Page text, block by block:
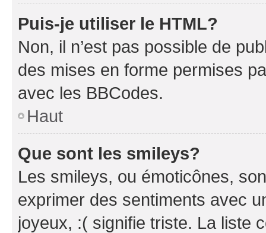
Puis-je utiliser le HTML?
Non, il n’est pas possible de
des mises en forme permises
avec les BBCodes.
Haut
Que sont les smileys?
Les smileys, ou émoticônes,
exprimer des sentiments avec
joyeux, :( signifie triste. La liste